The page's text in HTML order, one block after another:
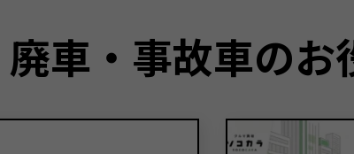
車・事故車のお